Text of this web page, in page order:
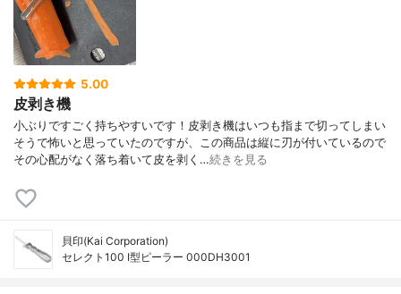
5.00
皮剥き機
小ぶりですごく持ちやすいです！皮剥き機はいつも指まで切ってしまい
そうで怖いと思っていたのですが、この商品は縦に刃が付いているので
その心配がなく落ち着いて皮を剥く…続きを見る
貝印(Kai Corporation)
セレクト100 I型ピーラー 000DH3001